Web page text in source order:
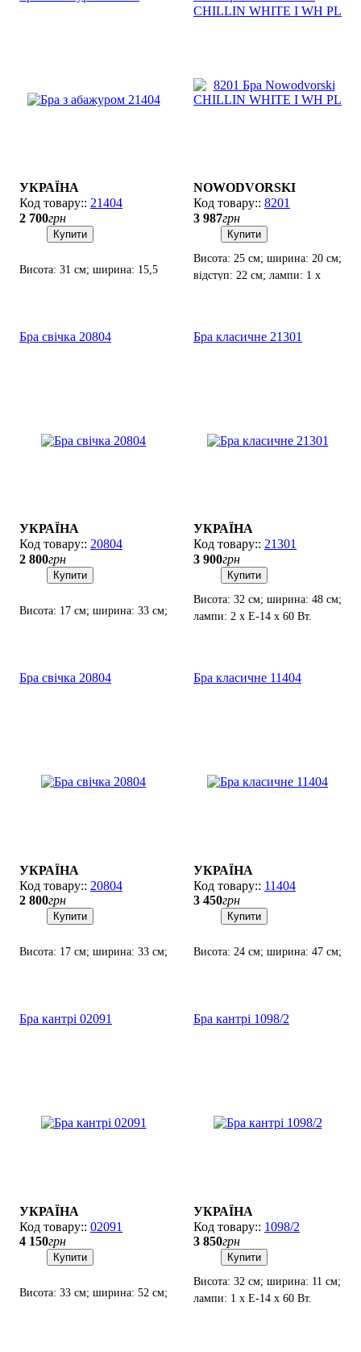
УКРАЇНА
21404
2 700грн
Купити
Висота: 31 см; ширина: 15,5
CHILLIN WHITE I WH PL
NOWODVORSKI
8201
3 987грн
Купити
Висота: 25 см; ширина: 20 см;
відступ: 22 см; лампи: 1 х
Бра свічка 20804
УКРАЇНА
20804
2 800грн
Купити
Висота: 17 см; ширина: 33 см;
Бра класичне 21301
УКРАЇНА
21301
3 900грн
Купити
Висота: 32 см; ширина: 48 см;
лампи: 2 х Е-14 х 60 Вт.
Бра свічка 20804
УКРАЇНА
20804
2 800грн
Купити
Висота: 17 см; ширина: 33 см;
Бра класичне 11404
УКРАЇНА
11404
3 450грн
Купити
Висота: 24 см; ширина: 47 см;
Бра кантрі 02091
УКРАЇНА
02091
4 150грн
Купити
Висота: 33 см; ширина: 52 см;
Бра кантрі 1098/2
УКРАЇНА
1098/2
3 850грн
Купити
Висота: 32 см; ширина: 11 см;
лампи: 1 х Е-14 х 60 Вт.